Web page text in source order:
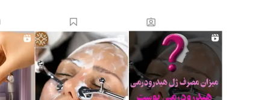
هایلایف 11
ویونسا